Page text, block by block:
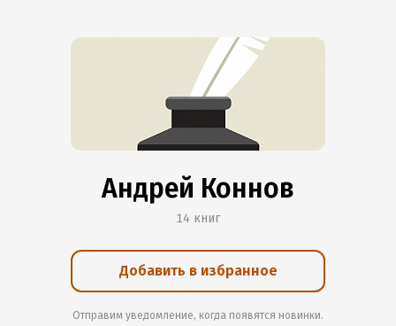
Андрей Коннов
14 книг
Добавить в избранное
Отправим уведомление, когда появятся новинки.